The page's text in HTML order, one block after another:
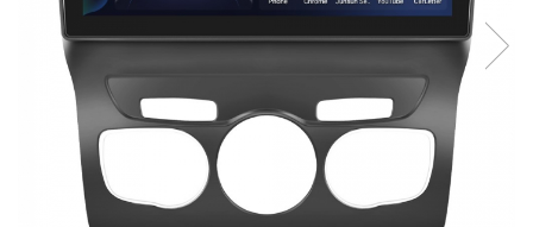
Navigatii Fiat
Navigatii Nissan
Navigatii Citroen
Navigatii Suzuki
Navigatii Mitsubishi
Navigatii Volvo